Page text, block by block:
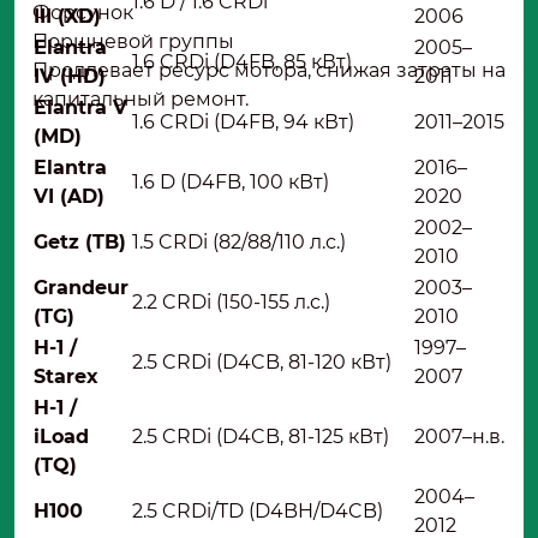
Форсунок
Поршневой группы
Продлевает ресурс мотора, снижая затраты на
капитальный ремонт.
III (XD)
2006
Elantra
IV (HD)
1.6 CRDi (D4FB, 85 кВт)
2005–
2011
Elantra V
(MD)
1.6 CRDi (D4FB, 94 кВт)
2011–2015
Elantra
VI (AD)
1.6 D (D4FB, 100 кВт)
2016–
2020
Getz (TB) 1.5 CRDi (82/88/110 л.с.)
2002–
2010
Grandeur
(TG)
2.2 CRDi (150-155 л.с.)
2003–
2010
H-1 /
Starex
2.5 CRDi (D4CB, 81-120 кВт)
1997–
2007
H-1 /
iLoad
(TQ)
2.5 CRDi (D4CB, 81-125 кВт) 2007–н.в.
H100 2.5 CRDi/TD (D4BH/D4CB)
2004–
2012